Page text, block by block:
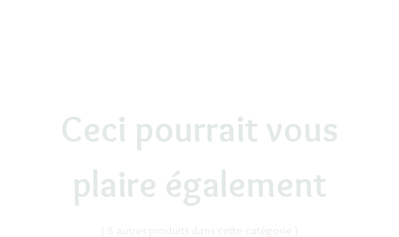
Ceci pourrait vous
plaire également